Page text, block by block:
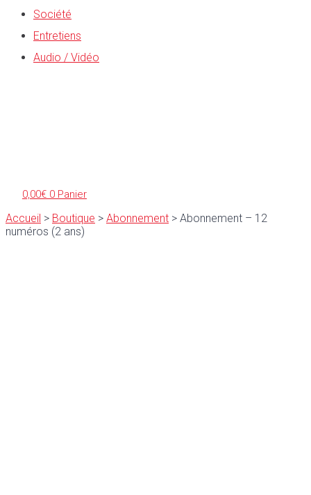
Société
Entretiens
Audio / Vidéo
0,00€ 0 Panier
Accueil > Boutique > Abonnement > Abonnement – 12
numéros (2 ans)